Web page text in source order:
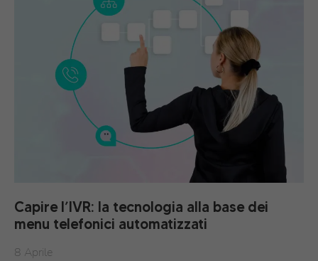
Capire l’IVR: la tecnologia alla base dei
menu telefonici automatizzati
8 Aprile